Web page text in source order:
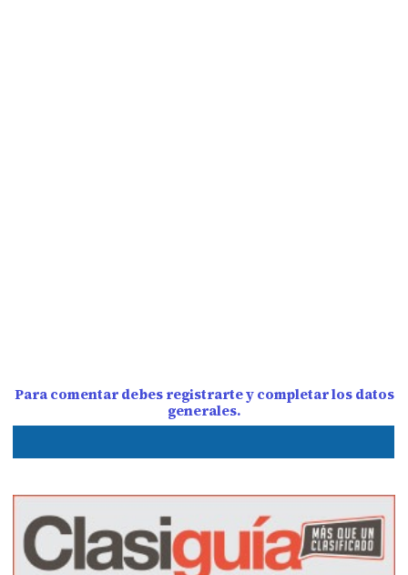
Para comentar debes registrarte y completar los datos
generales.